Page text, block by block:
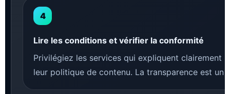
Lire les conditions et vérifier la conformité
Privilégiez les services qui expliquent clairement
leur politique de contenu. La transparence est un